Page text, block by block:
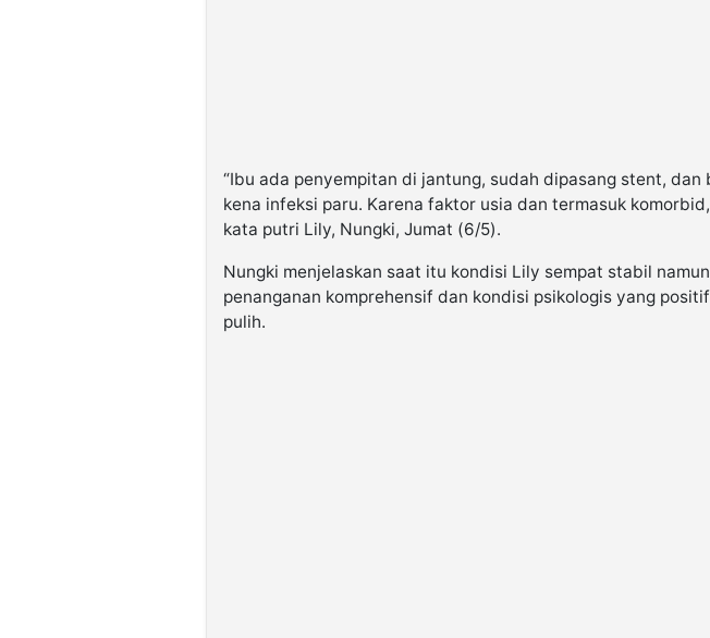
“Ibu ada penyempitan di jantung, sudah dipasang stent, dan
kena infeksi paru. Karena faktor usia dan termasuk
kata putri Lily, Nungki, Jumat (6/5).
Nungki menjelaskan saat itu kondisi Lily sempat stabil
penanganan komprehensif dan kondisi psikologis yang
pulih.